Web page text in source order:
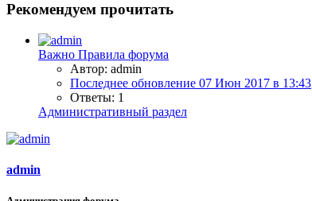
Рекомендуем прочитать
Важно Правила форума
Автор: admin
Последнее обновление 07 Июн 2017 в 13:43
Ответы: 1
Административный раздел
admin